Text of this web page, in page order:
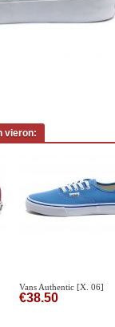
vieron:
Vans Authentic [X. 06]
€38.50